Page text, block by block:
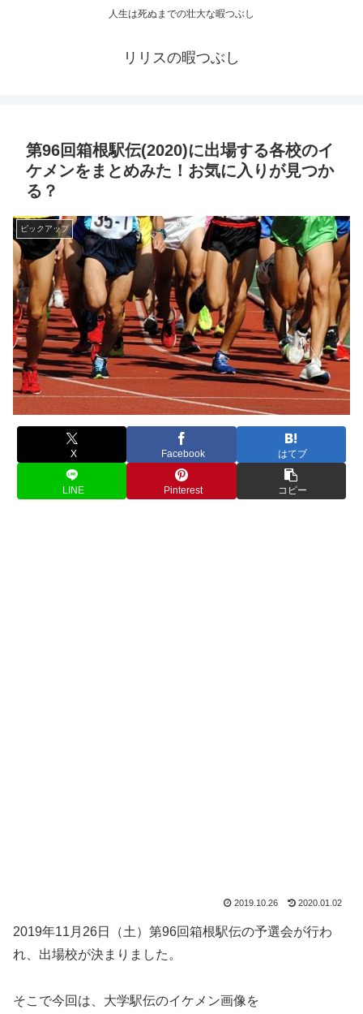
人生は死ぬまでの壮大な暇つぶし
リリスの暇つぶし
第96回箱根駅伝(2020)に出場する各校のイ
ケメンをまとめみた！お気に入りが見つか
る？
ピックアップ
X Facebook はてブ
LINE Pinterest コピー
2019.10.26 2020.01.02
2019年11月26日（土）第96回箱根駅伝の予選会が行わ
れ、出場校が決まりました。
そこで今回は、大学駅伝のイケメン画像を